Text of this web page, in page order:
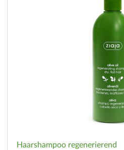
Haarshampoo regenerierend